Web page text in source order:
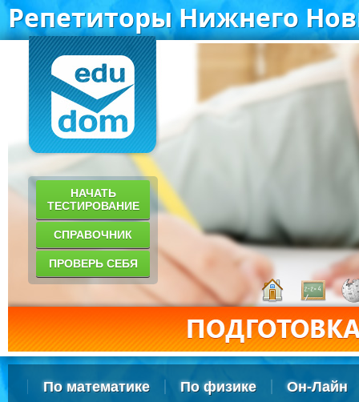
Репетиторы Нижнего
НАЧАТЬ
ТЕСТИРОВАНИЕ
СПРАВОЧНИК
ПРОВЕРЬ СЕБЯ
По математике По физике Он-Лайн